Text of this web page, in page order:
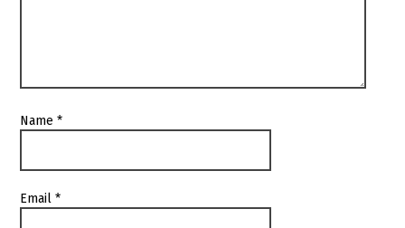
Name*
Email*